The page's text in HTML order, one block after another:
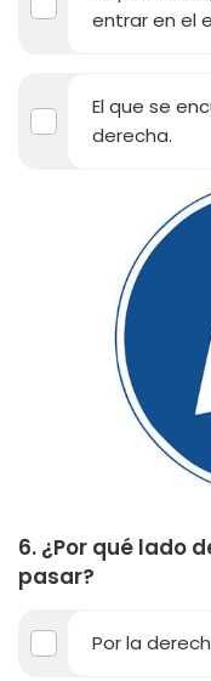
entrar en el
El que se
derecha.
6. ¿Por qué lado
pasar?
Por la